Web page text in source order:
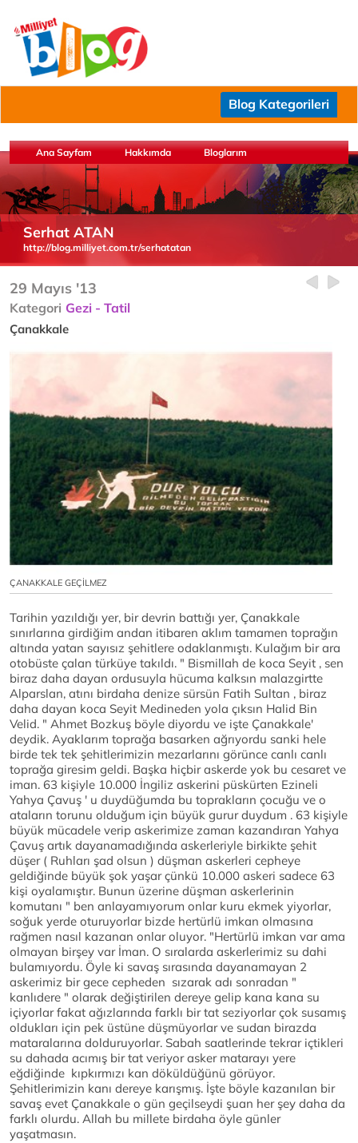
Blog Kategorileri
Ana Sayfam Hakkımda Bloglarım
Serhat ATAN
http://blog.milliyet.com.tr/serhatatan
29 Mayıs '13
Kategori Gezi - Tatil
Çanakkale
ÇANAKKALE GEÇİLMEZ
Tarihin yazıldığı yer, bir devrin battığı yer, Çanakkale
sınırlarına girdiğim andan itibaren aklım tamamen toprağın
altında yatan sayısız şehitlere odaklanmıştı. Kulağım bir ara
otobüste çalan türküye takıldı. " Bismillah de koca Seyit , sen
biraz daha dayan ordusuyla hücuma kalksın malazgirtte
Alparslan, atını birdaha denize sürsün Fatih Sultan , biraz
daha dayan koca Seyit Medineden yola çıksın Halid Bin
Velid. " Ahmet Bozkuş böyle diyordu ve işte Çanakkale'
deydik. Ayaklarım toprağa basarken ağrıyordu sanki hele
birde tek tek şehitlerimizin mezarlarını görünce canlı canlı
toprağa giresim geldi. Başka hiçbir askerde yok bu cesaret ve
iman. 63 kişiyle 10.000 İngiliz askerini püskürten Ezineli
Yahya Çavuş ' u duydüğumda bu toprakların çocuğu ve o
ataların torunu olduğum için büyük gurur duydum . 63 kişiyle
büyük mücadele verip askerimize zaman kazandıran Yahya
Çavuş artık dayanamadığında askerleriyle birkikte şehit
düşer ( Ruhları şad olsun ) düşman askerleri cepheye
geldiğinde büyük şok yaşar çünkü 10.000 askeri sadece 63
kişi oyalamıştır. Bunun üzerine düşman askerlerinin
komutanı " ben anlayamıyorum onlar kuru ekmek yiyorlar,
soğuk yerde oturuyorlar bizde hertürlü imkan olmasına
rağmen nasıl kazanan onlar oluyor. "Hertürlü imkan var ama
olmayan birşey var İman. O sıralarda askerlerimiz su dahi
bulamıyordu. Öyle ki savaş sırasında dayanamayan 2
askerimiz bir gece cepheden sızarak adı sonradan "
kanlıdere " olarak değiştirilen dereye gelip kana kana su
içiyorlar fakat ağızlarında farklı bir tat seziyorlar çok susamış
oldukları için pek üstüne düşmüyorlar ve sudan birazda
mataralarına dolduruyorlar. Sabah saatlerinde tekrar içtikleri
su dahada acımış bir tat veriyor asker matarayı yere
eğdiğinde kıpkırmızı kan döküldüğünü görüyor.
Şehitlerimizin kanı dereye karışmış. İşte böyle kazanılan bir
savaş evet Çanakkale o gün geçilseydi şuan her şey daha da
farklı olurdu. Allah bu millete birdaha öyle günler
yaşatmasın.